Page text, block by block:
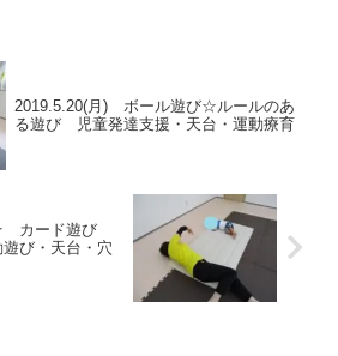
2019.5.20(月) ボール遊び☆ルールのあ
る遊び 児童発達支援・天台・運動療育
カード遊び
び・天台・穴